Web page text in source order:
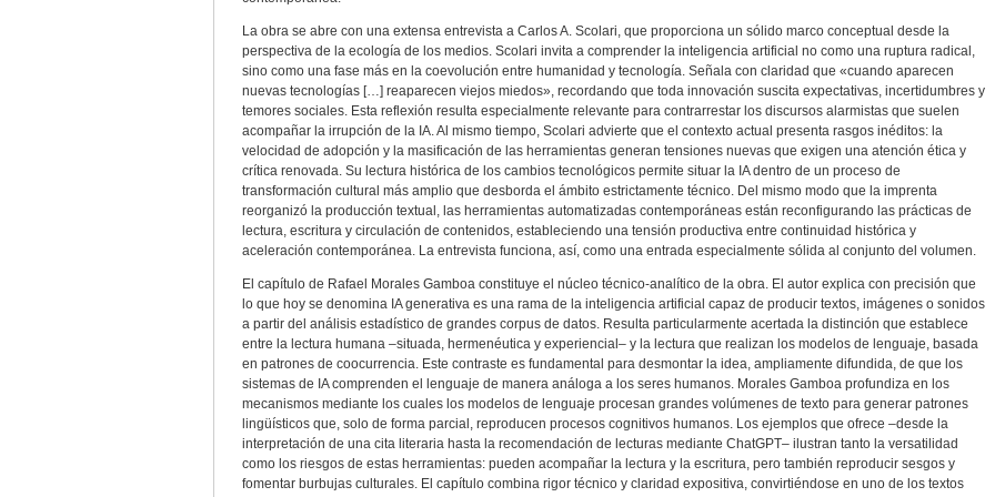
La obra se abre con una extensa entrevista a Carlos A. Scolari, que proporciona un sólido marco conceptual desde la
perspectiva de la ecología de los medios. Scolari invita a comprender la inteligencia artificial no como una ruptura radical,
sino como una fase más en la coevolución entre humanidad y tecnología. Señala con claridad que «cuando aparecen
nuevas tecnologías […] reaparecen viejos miedos», recordando que toda innovación suscita expectativas, incertidumbres y
temores sociales. Esta reflexión resulta especialmente relevante para contrarrestar los discursos alarmistas que suelen
acompañar la irrupción de la IA. Al mismo tiempo, Scolari advierte que el contexto actual presenta rasgos inéditos: la
velocidad de adopción y la masificación de las herramientas generan tensiones nuevas que exigen una atención ética y
crítica renovada. Su lectura histórica de los cambios tecnológicos permite situar la IA dentro de un proceso de
transformación cultural más amplio que desborda el ámbito estrictamente técnico. Del mismo modo que la imprenta
reorganizó la producción textual, las herramientas automatizadas contemporáneas están reconfigurando las prácticas de
lectura, escritura y circulación de contenidos, estableciendo una tensión productiva entre continuidad histórica y
aceleración contemporánea. La entrevista funciona, así, como una entrada especialmente sólida al conjunto del volumen.
El capítulo de Rafael Morales Gamboa constituye el núcleo técnico-analítico de la obra. El autor explica con precisión que
lo que hoy se denomina IA generativa es una rama de la inteligencia artificial capaz de producir textos, imágenes o sonidos
a partir del análisis estadístico de grandes corpus de datos. Resulta particularmente acertada la distinción que establece
entre la lectura humana –situada, hermenéutica y experiencial– y la lectura que realizan los modelos de lenguaje, basada
en patrones de coocurrencia. Este contraste es fundamental para desmontar la idea, ampliamente difundida, de que los
sistemas de IA comprenden el lenguaje de manera análoga a los seres humanos. Morales Gamboa profundiza en los
mecanismos mediante los cuales los modelos de lenguaje procesan grandes volúmenes de texto para generar patrones
lingüísticos que, solo de forma parcial, reproducen procesos cognitivos humanos. Los ejemplos que ofrece –desde la
interpretación de una cita literaria hasta la recomendación de lecturas mediante ChatGPT– ilustran tanto la versatilidad
como los riesgos de estas herramientas: pueden acompañar la lectura y la escritura, pero también reproducir sesgos y
fomentar burbujas culturales. El capítulo combina rigor técnico y claridad expositiva, convirtiéndose en uno de los textos